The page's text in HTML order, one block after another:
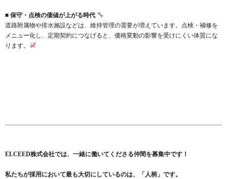
■ 保守・点検の価値が上がる時代
道路附属物や排水施設などは、維持管理の需要が増えています。点検・補修を
メニュー化し、定期契約につなげると、価格変動の影響を受けにくい体質にな
ります。
ELCEED株式会社では、一緒に働いてくださる仲間を募集中です！
私たちが採用において最も大切にしているのは、「人柄」です。